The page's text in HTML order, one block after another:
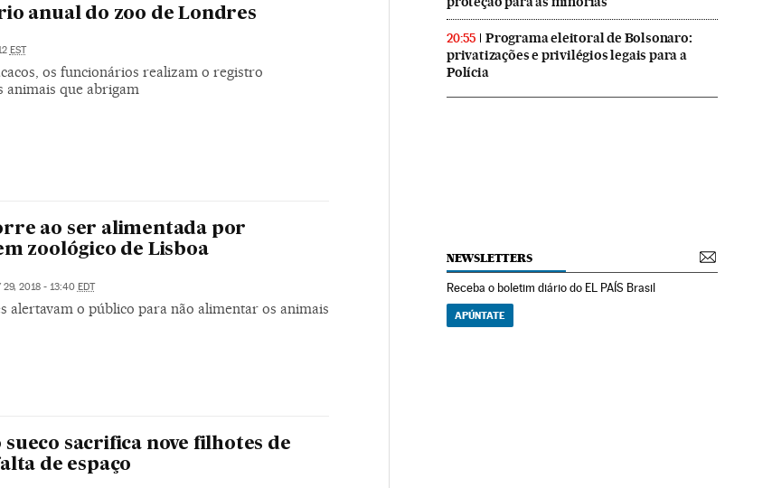
anual do zoo de Londres
EST
os funcionários realizam o registro
animais que abrigam
ao ser alimentada por
zoológico de Lisboa
29, 2018 - 13:40 EDT
alertavam o público para não alimentar os animais
sueco sacrifica nove filhotes de
de espaço
20:55
Programa eleitoral de Bolsonaro:
privatizações e privilégios legais para a
Polícia
NEWSLETTERS
Receba o boletim diário do EL PAÍS Brasil
APÚNTATE